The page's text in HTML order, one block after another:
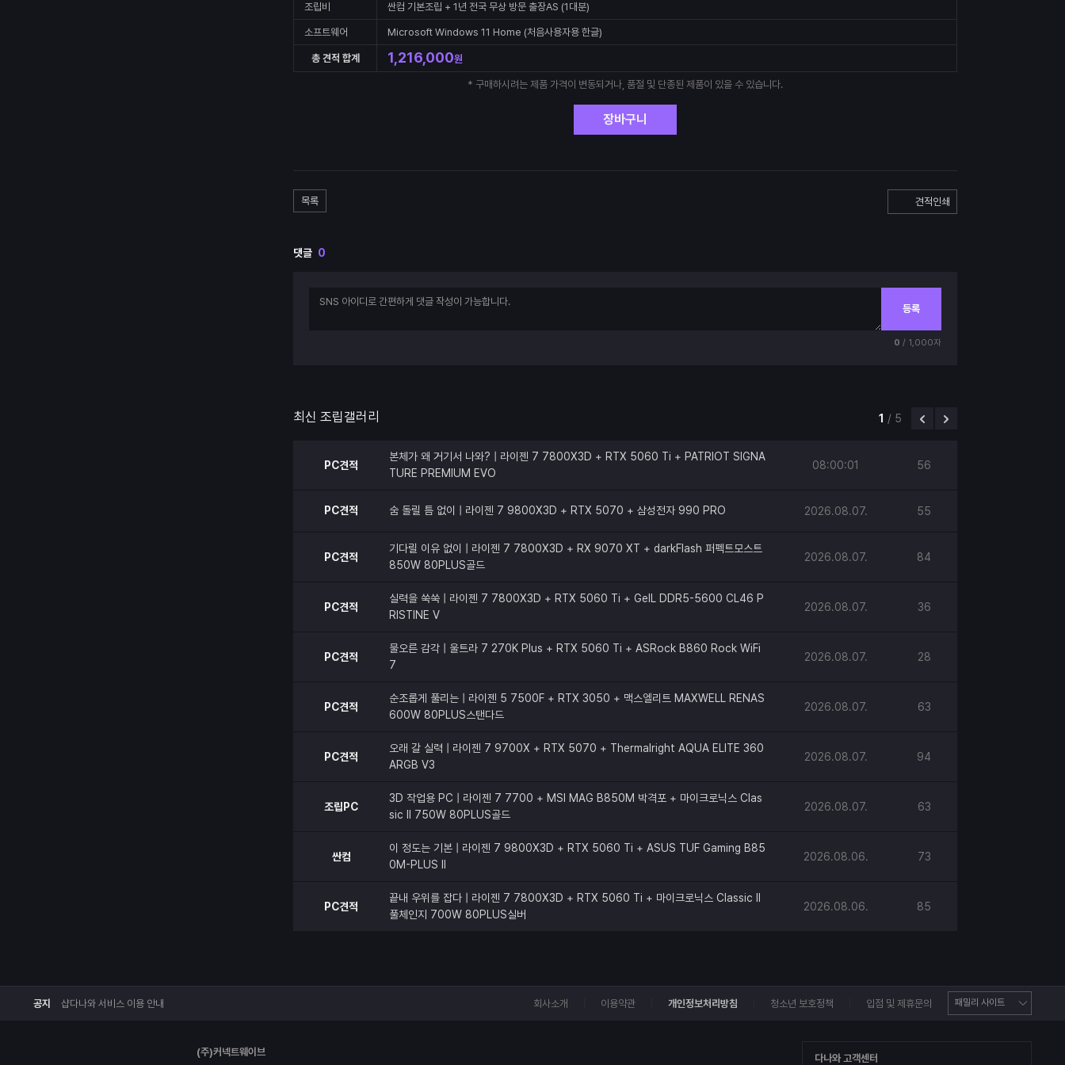
조립비 싼컴 기본조립 + 1년 전국 무상 방문 출장AS (1대분)
소프트웨어 Microsoft Windows 11 Home (처음사용자용 한글)
총 견적 합계 1,216,000원
* 구매하시려는 제품 가격이 변동되거나, 품절 및 단종된 제품이 있을 수 있습니다.
장바구니
목록 견적인쇄
댓글 0
등록
0 / 1,000자
최신 조립갤러리 1 / 5
PC견적
본체가 왜 거기서 나와? | 라이젠 7 7800X3D + RTX 5060 Ti + PATRIOT SIGNA
TURE PREMIUM EVO
08:00:01 56
PC견적 숨 돌릴 틈 없이 | 라이젠 7 9800X3D + RTX 5070 + 삼성전자 990 PRO 2026.08.07. 55
PC견적
기다릴 이유 없이 | 라이젠 7 7800X3D + RX 9070 XT + darkFlash 퍼펙트모스트
850W 80PLUS골드
2026.08.07. 84
PC견적
실력을 쑥쑥 | 라이젠 7 7800X3D + RTX 5060 Ti + GeIL DDR5-5600 CL46 P
RISTINE V
2026.08.07. 36
PC견적
물오른 감각 | 울트라 7 270K Plus + RTX 5060 Ti + ASRock B860 Rock WiFi
7
2026.08.07. 28
PC견적
순조롭게 풀리는 | 라이젠 5 7500F + RTX 3050 + 맥스엘리트 MAXWELL RENAS
600W 80PLUS스탠다드
2026.08.07. 63
PC견적
오래 갈 실력 | 라이젠 7 9700X + RTX 5070 + Thermalright AQUA ELITE 360
ARGB V3
2026.08.07. 94
조립PC
3D 작업용 PC | 라이젠 7 7700 + MSI MAG B850M 박격포 + 마이크로닉스 Clas
sic II 750W 80PLUS골드
2026.08.07. 63
싼컴
이 정도는 기본 | 라이젠 7 9800X3D + RTX 5060 Ti + ASUS TUF Gaming B85
0M-PLUS II
2026.08.06. 73
PC견적
끝내 우위를 잡다 | 라이젠 7 7800X3D + RTX 5060 Ti + 마이크로닉스 Classic II
풀체인지 700W 80PLUS실버
2026.08.06. 85
공지 샵다나와 서비스 이용 안내 회사소개 이용약관 개인정보처리방침 청소년 보호정책 입점 및 제휴문의
(주)커넥트웨이브
다나와 고객센터